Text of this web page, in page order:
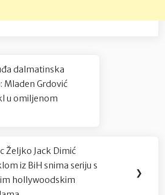
dalmatinska
Mladen Grdović
u omiljenom
Željko Jack Dimić
iz BiH snima seriju s
hollywoodskim
❯